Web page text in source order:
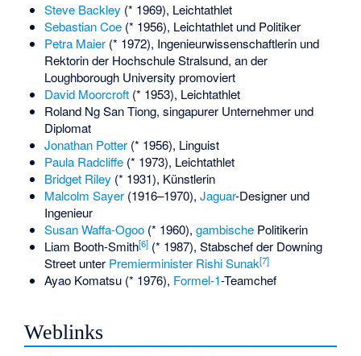
Steve Backley (* 1969), Leichtathlet
Sebastian Coe(* 1956), Leichtathlet und Politiker
Petra Maier(* 1972), Ingenieurwissenschaftlerin und
Rektorin der Hochschule Stralsund, an der
Loughborough University promoviert
David Moorcroft(* 1953), Leichtathlet
Roland Ng San Tiong, singapurer Unternehmer und
Diplomat
Jonathan Potter(* 1956), Linguist
Paula Radcliffe(* 1973), Leichtathlet
Bridget Riley (* 1931), Künstlerin
Malcolm Sayer(1916–1970), Jaguar-Designer und
Ingenieur
Susan Waffa-Ogoo(* 1960), gambischePolitikerin
Liam Booth-Smith[6](* 1987), Stabschef der Downing
Street unter Premierminister Rishi Sunak[7]
Ayao Komatsu(* 1976), Formel-1-Teamchef
Weblinks